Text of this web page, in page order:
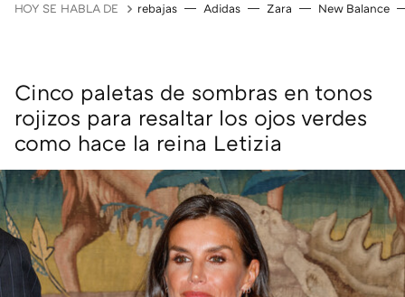
HOY SE HABLA DE rebajas Adidas Zara New Balance
Cinco paletas de sombras en tonos
rojizos para resaltar los ojos verdes
como hace la reina Letizia